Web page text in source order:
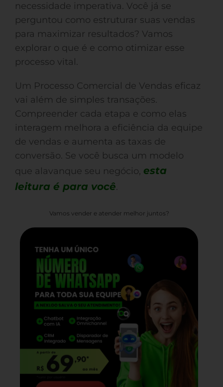
necessidade imperativa. Você já se
perguntou como estruturar suas vendas
para maximizar resultados? Vamos
explorar o que é e como otimizar esse
processo vital.
Um Processo Comercial de Vendas eficaz
vai além de simples transações.
Compreender cada etapa e como elas
interagem melhora a eficiência da equipe
de vendas e aumenta as taxas de
conversão. Se você busca um modelo
que alavanque seu negócio, esta
leitura é para você.
Vamos vender e atender melhor juntos?